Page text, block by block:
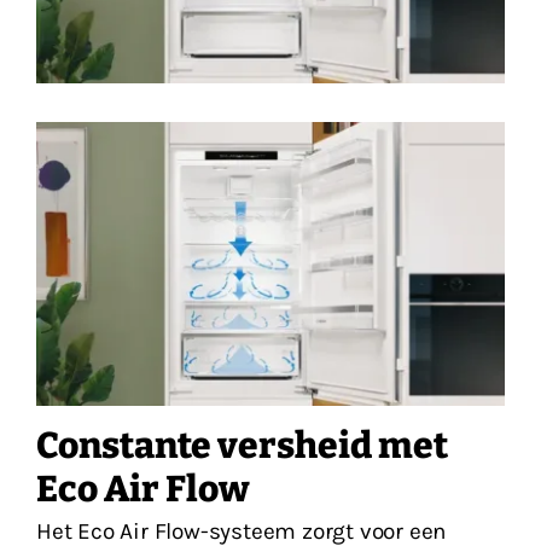
Constante versheid met
Eco Air Flow
Het Eco Air Flow-systeem zorgt voor een